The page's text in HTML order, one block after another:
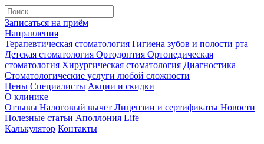
Записаться на приём
Направления
Терапевтическая стоматология Гигиена зубов и полости рта
Детская стоматология Ортодонтия Ортопедическая
стоматология Хирургическая стоматология Диагностика
Стоматологические услуги любой сложности
Цены Специалисты Акции и скидки
О клинике
Отзывы Налоговый вычет Лицензии и сертификаты Новости
Полезные статьи Аполлония Life
Калькулятор Контакты